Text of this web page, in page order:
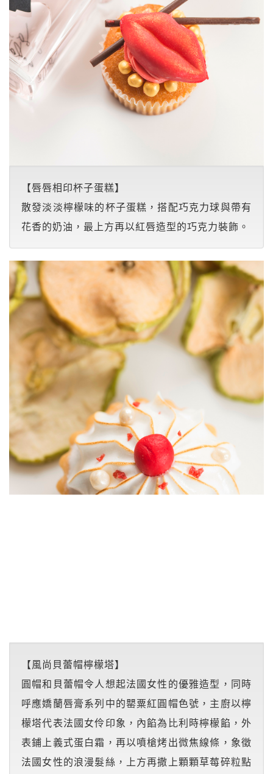
【唇唇相印杯子蛋糕】
散發淡淡檸檬味的杯子蛋糕，搭配巧克力球與帶有
花香的奶油，最上方再以紅唇造型的巧克力裝飾。
【風尚貝蕾帽檸檬塔】
圓帽和貝蕾帽令人想起法國女性的優雅造型，同時
呼應嬌蘭唇膏系列中的罌粟紅圓帽色號，主廚以檸
檬塔代表法國女伶印象，內餡為比利時檸檬餡，外
表鋪上義式蛋白霜，再以噴槍烤出微焦線條，象徵
法國女性的浪漫髮絲，上方再撒上顆顆草莓碎粒點